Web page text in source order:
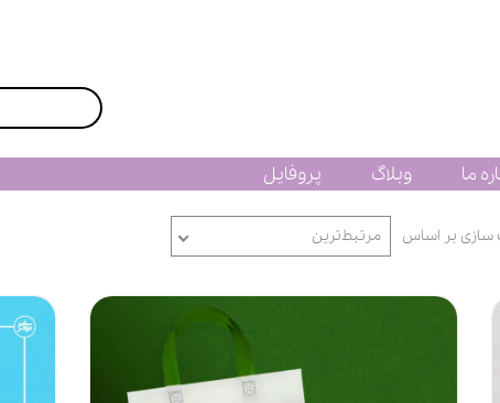
ما وبلاگ پروفایل
سازی بر اساس مرتبط‌ترین